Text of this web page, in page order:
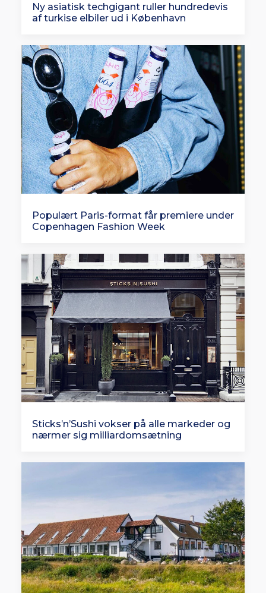
Ny asiatisk techgigant ruller hundredevis
af turkise elbiler ud i København
Populært Paris-format får premiere under
Copenhagen Fashion Week
Sticks’n’Sushi vokser på alle markeder og
nærmer sig milliardomsætning